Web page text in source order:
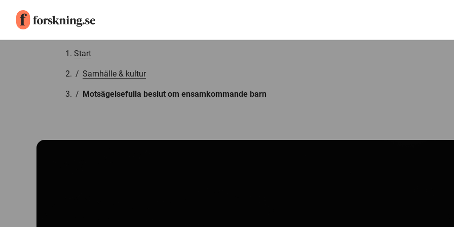
Start
/ Samhälle & kultur
/ Motsägelsefulla beslut om ensamkommande barn